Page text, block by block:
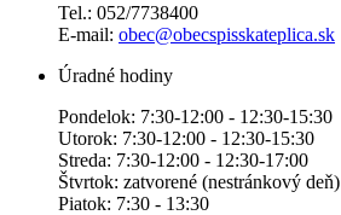
Tel.: 052/7738400
E-mail: obec@obecspisskateplica.sk
Úradné hodiny
Pondelok: 7:30-12:00 - 12:30-15:30
Utorok: 7:30-12:00 - 12:30-15:30
Streda: 7:30-12:00 - 12:30-17:00
Štvrtok: zatvorené (nestránkový deň)
Piatok: 7:30 - 13:30